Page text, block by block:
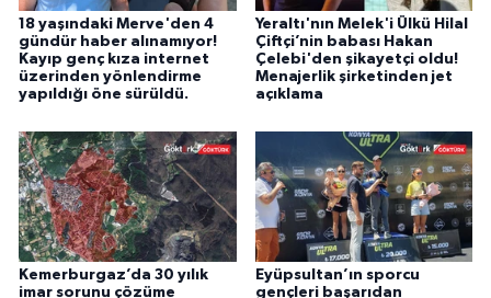
18 yaşındaki Merve'den 4
gündür haber alınamıyor!
Kayıp genç kıza internet
üzerinden yönlendirme
yapıldığı öne sürüldü.
Yeraltı'nın Melek'i Ülkü Hilal
Çiftçi’nin babası Hakan
Çelebi'den şikayetçi oldu!
Menajerlik şirketinden jet
açıklama
Kemerburgaz’da 30 yılık
imar sorunu çözüme
Eyüpsultan’ın sporcu
gençleri başarıdan